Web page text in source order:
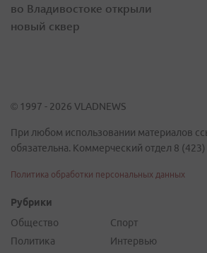
во Владивостоке открыли
новый сквер
© 1997 - 2026 VLADNEWS
При любом использовании материалов
обязательна. Коммерческий отдел 8
Политика обработки персональных данных
Рубрики
Общество
Политика
Спорт
Интервью